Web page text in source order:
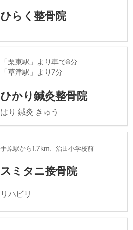
ひらく整骨院
「栗東駅」より車で8分
「草津駅」より7分
ひかり鍼灸整骨院
はり 鍼灸 きゅう
手原駅から1.7km、治田小学校前
スミタニ接骨院
リハビリ